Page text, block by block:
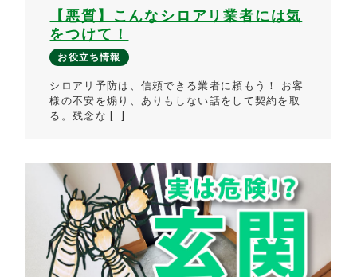
【悪質】こんなシロアリ業者には気
をつけて！
お役立ち情報
シロアリ予防は、信頼できる業者に頼もう！ お客
様の不安を煽り、ありもしない話をして契約を取
る。残念な […]